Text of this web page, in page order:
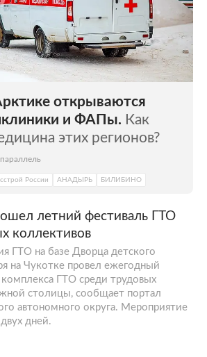
рыболовство и охота. В
Чукотки действует
завод.
открываются
и ФАПы. Как
этих регионов?
России АНАДЫРЬ БИЛИБИНО
летний фестиваль ГТО
коллективов
ГТО на базе Дворца детского
на Чукотке провел ежегодный
ГТО среди трудовых
столицы, сообщает портал
автономного округа. Мероприятие
дней.